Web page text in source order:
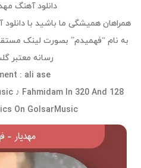
دانلود آهنگ
همراهان همیشگی ما باشید با
رسانه معتبر
: ali ase
♪ Fahmidam In 320 And 128
On GolsarMusic